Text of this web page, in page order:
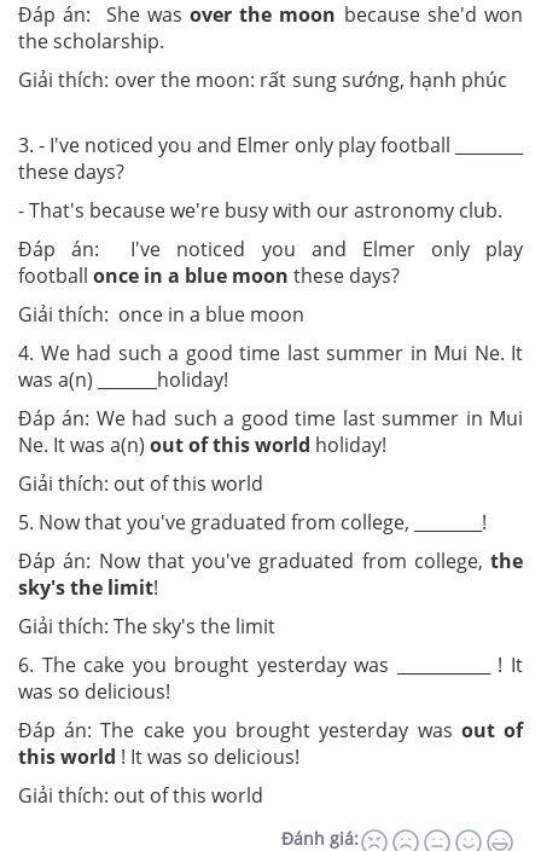
Đáp án: She was over the moon because she'd won
the scholarship.
Giải thích: over the moon: rất sung sướng, hạnh phúc
3. - I've noticed you and Elmer only play football ________
these days?
- That's because we're busy with our astronomy club.
Đáp án: I've noticed you and Elmer only play
football once in a blue moon these days?
Giải thích: once in a blue moon
4. We had such a good time last summer in Mui Ne. It
was a(n) _______holiday!
Đáp án: We had such a good time last summer in Mui
Ne. It was a(n) out of this world holiday!
Giải thích: out of this world
5. Now that you've graduated from college, ________!
Đáp án: Now that you've graduated from college, the
sky's the limit!
Giải thích: The sky's the limit
6. The cake you brought yesterday was ___________ ! It
was so delicious!
Đáp án: The cake you brought yesterday was out of
this world ! It was so delicious!
Giải thích: out of this world
Đánh giá: